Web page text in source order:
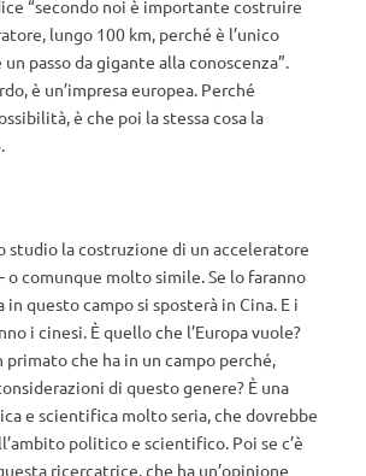
“secondo noi è importante costruire
lungo 100 km, perché è l’unico
passo da gigante alla conoscenza”.
è un’impresa europea. Perché
è che poi la stessa cosa la
studio la costruzione di un acceleratore
o comunque molto simile. Se lo faranno
in questo campo si sposterà in Cina. E i
i cinesi. È quello che l’Europa vuole?
primato che ha in un campo perché,
di questo genere? È una
e scientifica molto seria, che dovrebbe
politico e scientifico. Poi se c’è
ricercatrice, che ha un’opinione